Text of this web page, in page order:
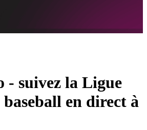
- suivez la Ligue
en direct à